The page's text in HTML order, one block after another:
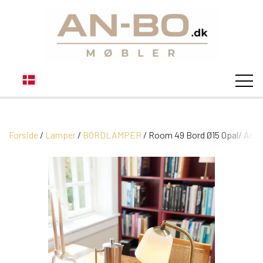
STUEN
SOFA
MODUL SOFAER
MODUL SOFA DALLAS
SOFABORDE
SPISESTUEN
VITRINER
SOVEVÆRELSE
Forside Lamper BORDLAMPER Room 49 Bord Ø15 Opal/